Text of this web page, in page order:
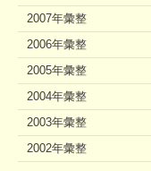
2007年彙整
2006年彙整
2005年彙整
2004年彙整
2003年彙整
2002年彙整